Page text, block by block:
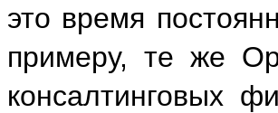
это время
примеру, те же
консалтинговых